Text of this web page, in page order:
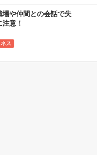
や仲間との会話で失
意！
ス